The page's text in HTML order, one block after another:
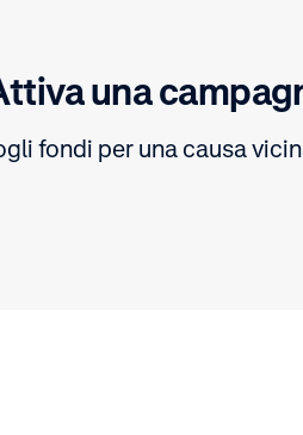
una
fondi per una causa